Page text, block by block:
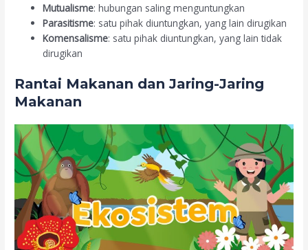
Mutualisme: hubungan saling menguntungkan
Parasitisme: satu pihak diuntungkan, yang lain dirugikan
Komensalisme: satu pihak diuntungkan, yang lain tidak
dirugikan
Rantai Makanan dan Jaring-Jaring
Makanan